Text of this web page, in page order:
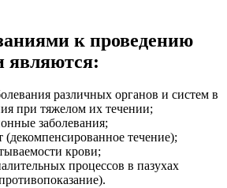
к проведению
являются:
различных органов и систем в
при тяжелом их течении;
заболевания;
(декомпенсированное течение);
крови;
процессов в пазухах